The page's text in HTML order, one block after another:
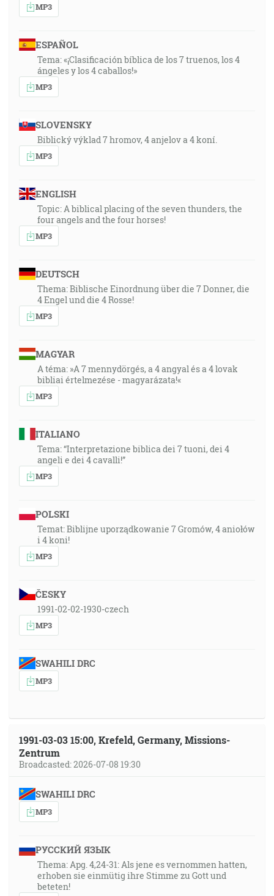
MP3
ESPAÑOL
Tema: «¡Clasificación bíblica de los 7 truenos, los 4
ángeles y los 4 caballos!»
MP3
SLOVENSKY
Biblický výklad 7 hromov, 4 anjelov a 4 koní.
MP3
ENGLISH
Topic: A biblical placing of the seven thunders, the
four angels and the four horses!
MP3
DEUTSCH
Thema: Biblische Einordnung über die 7 Donner, die
4 Engel und die 4 Rosse!
MP3
MAGYAR
A téma: »A 7 mennydörgés, a 4 angyal és a 4 lovak
bibliai értelmezése - magyarázata!«
MP3
ITALIANO
Tema: “Interpretazione biblica dei 7 tuoni, dei 4
angeli e dei 4 cavalli!”
MP3
POLSKI
Temat: Biblijne uporządkowanie 7 Gromów, 4 aniołów
i 4 koni!
MP3
ČESKY
1991-02-02-1930-czech
MP3
SWAHILI DRC
MP3
1991-03-03 15:00, Krefeld, Germany, Missions-
Zentrum
Broadcasted: 2026-07-08 19:30
SWAHILI DRC
MP3
РУССКИЙ ЯЗЫК
Thema: Apg. 4,24-31: Als jene es vernommen hatten,
erhoben sie einmütig ihre Stimme zu Gott und
beteten!